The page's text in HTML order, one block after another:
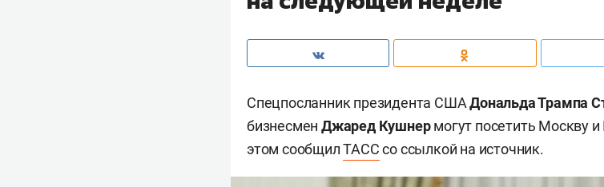
Спецпосланник президента СШАДональда Трампа
бизнесменДжаред Кушнермогут посетить Москву
этом сообщилТАССсо ссылкой на источник.